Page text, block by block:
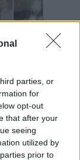
parties, or
for
opt-out
that after your
seeing
utilized by
prior to
dhe